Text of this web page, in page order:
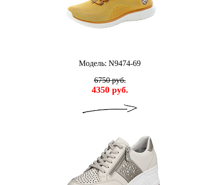
Модель: N9474-69
6750 руб.
4350 руб.